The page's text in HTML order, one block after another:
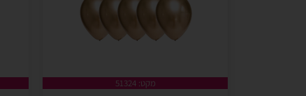
מקט: 51324